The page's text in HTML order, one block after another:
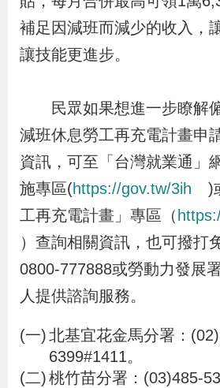
策
站
資
料
開
放
檢
貪
補足因減班而減少的收入，
讓技能更進步。
民眾如果想進一步瞭解僱
減班休息勞工再充電計畫申
資訊，可至「台灣就業通」
施專區(https://gov.tw/3ih
)
工再充電計畫」專區（
）查詢相關資訊，也可撥打
0800-777888或勞動力發展
人提供諮詢服務。
北基宜花金馬分署：
6399#1411。
桃竹苗分署：(03)485-